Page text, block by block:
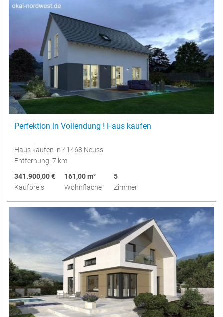
Perfektion in Vollendung ! Haus kaufen
Haus kaufen in 41468 Neuss
Entfernung: 7 km
341.900,00 €
Kaufpreis
161,00 m²
Wohnfläche
5
Zimmer